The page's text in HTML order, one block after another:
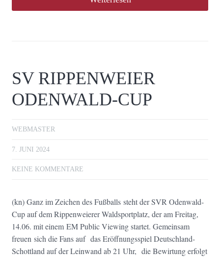
SV RIPPENWEIER
ODENWALD-CUP
WEBMASTER
7. JUNI 2024
KEINE KOMMENTARE
(kn) Ganz im Zeichen des Fußballs steht der SVR Odenwald-
Cup auf dem Rippenweierer Waldsportplatz, der am Freitag,
14.06. mit einem EM Public Viewing startet. Gemeinsam
freuen sich die Fans auf das Eröffnungsspiel Deutschland-
Schottland auf der Leinwand ab 21 Uhr, die Bewirtung erfolgt